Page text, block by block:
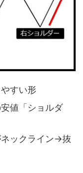
すい形
値「ショルダ
ックライン→抜